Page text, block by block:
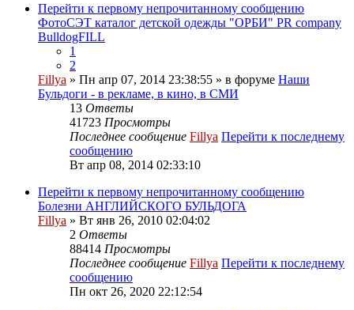
Перейти к первому непрочитанному сообщению
ФотоСЭТ каталог детской одежды "ОРБИ" PR company
BulldogFILL
1
2
Fillya » Пн апр 07, 2014 23:38:55 » в форуме Наши
Бульдоги - в рекламе, в кино, в СМИ
13 Ответы
41723 Просмотры
Последнее сообщение Fillya Перейти к последнему
сообщению
Вт апр 08, 2014 02:33:10
Перейти к первому непрочитанному сообщению
Болезни АНГЛИЙСКОГО БУЛЬДОГА
Fillya » Вт янв 26, 2010 02:04:02
2 Ответы
88414 Просмотры
Последнее сообщение Fillya Перейти к последнему
сообщению
Пн окт 26, 2020 22:12:54